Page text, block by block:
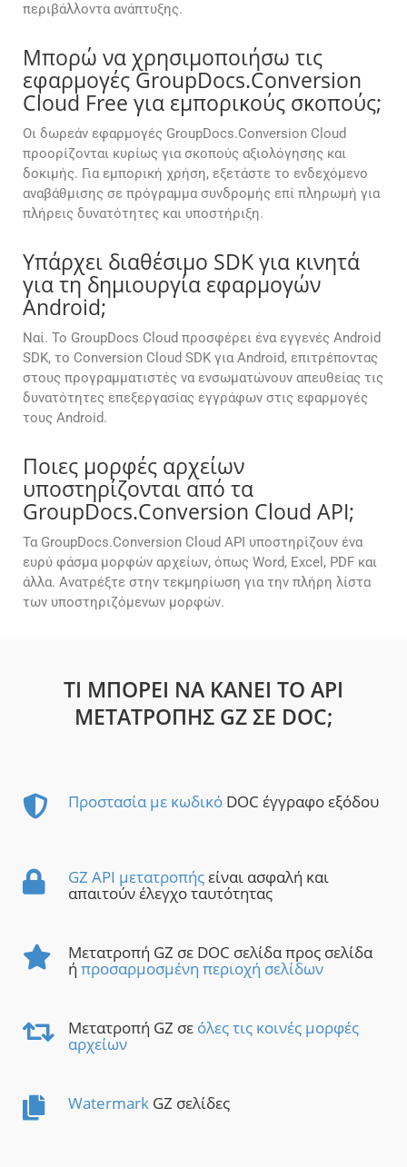
περιβάλλοντα ανάπτυξης.
Μπορώ να χρησιμοποιήσω τις
εφαρμογές GroupDocs.Conversion
Cloud Free για εμπορικούς σκοπούς;
Οι δωρεάν εφαρμογές GroupDocs.Conversion Cloud
προορίζονται κυρίως για σκοπούς αξιολόγησης και
δοκιμής. Για εμπορική χρήση, εξετάστε το ενδεχόμενο
αναβάθμισης σε πρόγραμμα συνδρομής επί πληρωμή για
πλήρεις δυνατότητες και υποστήριξη.
Υπάρχει διαθέσιμο SDK για κινητά
για τη δημιουργία εφαρμογών
Android;
Ναί. Το GroupDocs Cloud προσφέρει ένα εγγενές Android
SDK, το Conversion Cloud SDK για Android, επιτρέποντας
στους προγραμματιστές να ενσωματώνουν απευθείας τις
δυνατότητες επεξεργασίας εγγράφων στις εφαρμογές
τους Android.
Ποιες μορφές αρχείων
υποστηρίζονται από τα
GroupDocs.Conversion Cloud API;
Τα GroupDocs.Conversion Cloud API υποστηρίζουν ένα
ευρύ φάσμα μορφών αρχείων, όπως Word, Excel, PDF και
άλλα. Ανατρέξτε στην τεκμηρίωση για την πλήρη λίστα
των υποστηριζόμενων μορφών.
ΤΙ ΜΠΟΡΕΊ ΝΑ ΚΆΝΕΙ ΤΟ API
ΜΕΤΑΤΡΟΠΉΣ GZ ΣΕ DOC;
Προστασία με κωδικό DOC έγγραφο εξόδου
GZ API μετατροπήςείναι ασφαλή και
απαιτούν έλεγχο ταυτότητας
Μετατροπή GZ σε DOC σελίδα προς σελίδα
ή προσαρμοσμένη περιοχή σελίδων
Μετατροπή GZ σε όλες τις κοινές μορφές
αρχείων
Watermark GZ σελίδες